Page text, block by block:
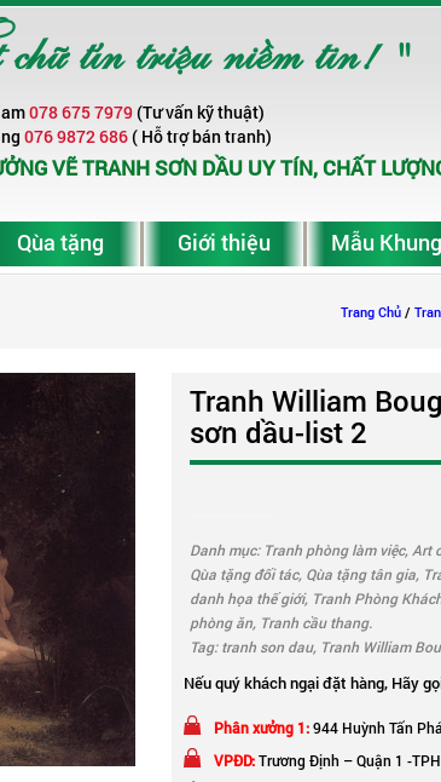
tín triệu niềm tin! "
078 675 7979(Tư vấn kỹ thuật)
076 9872 686( Hỗ trợ bán tranh)
VẼ TRANH SƠN DẦU UY TÍN, CHẤT
Qùa tặng Giới thiệu Mẫu Khung
Trang Chủ /
Tranh William
sơn dầu-list 2
Danh mục: Tranh phòng làm việc, Art
Qùa tặng đối tác, Qùa tặng tân gia,
danh họa thế giới, Tranh Phòng
phòng ăn, Tranh cầu thang.
Tag:tranh son dau, Tranh William
Nếu quý khách ngại đặt hàng, Hãy
Phân xưởng 1:944 Huỳnh Tấn
VPĐD:Trương Định – Quận 1 -